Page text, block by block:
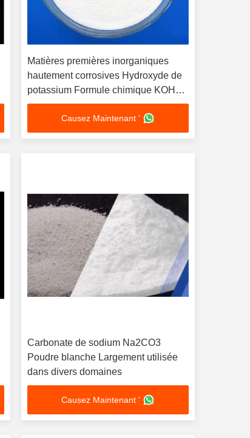
Matières premières inorganiques
hautement corrosives Hydroxyde de
potassium Formule chimique KOH
Toxicité modérée
Causez Maintenant '
Carbonate de sodium Na2CO3
Poudre blanche Largement utilisée
dans divers domaines
Causez Maintenant '